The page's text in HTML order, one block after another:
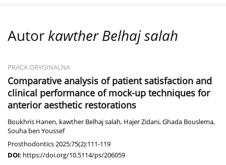
Autorkawther Belhaj salah
PRACA ORYGINALNA
Comparative analysis of patient satisfaction and
clinical performance of mock-up techniques for
anterior aesthetic restorations
Boukhris Hanen, kawther Belhaj salah, Hajer Zidani,Ghada Bouslema,
Souha ben Youssef
Prosthodontics 2025;75(2):111-119
DOI: https://doi.org/10.5114/ps/206059